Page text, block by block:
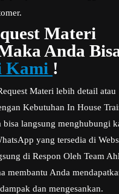
Materi
Anda
Kami !
Materi lebih detail atau
Kebutuhan In House
bisa langsung menghubungi
yang tersedia di
di Respon Oleh Team
membantu Anda
dan mengesankan.